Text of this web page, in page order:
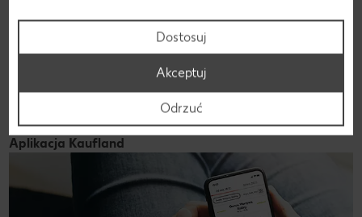
żadnego naszego konkursu. Zostań naszym fanem!
Dołącz do nas!
Aplikacja Kaufland
Dostosuj
Odrzuć
Akceptuj